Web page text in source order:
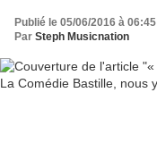
Publié le 05/06/2016 à 06:45
Par Steph Musicnation